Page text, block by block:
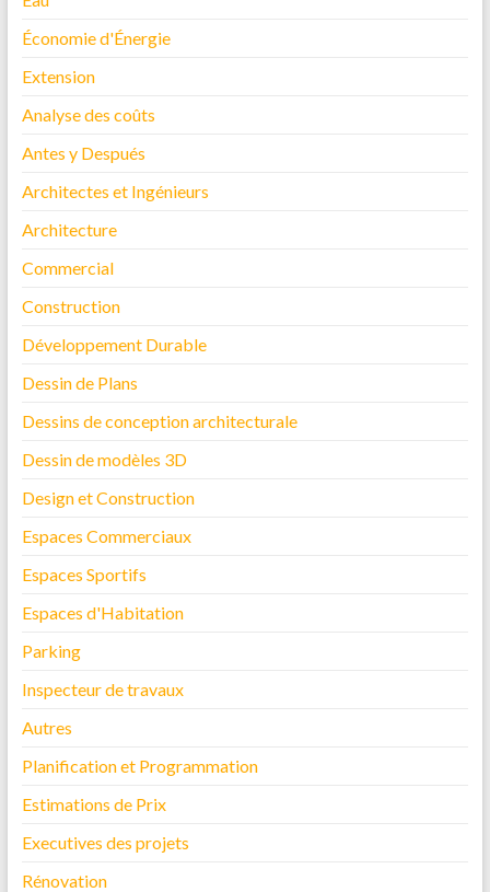
Économie d'Énergie
Extension
Analyse des coûts
Antes y Después
Architectes et Ingénieurs
Architecture
Commercial
Construction
Développement Durable
Dessin de Plans
Dessins de conception architecturale
Dessin de modèles 3D
Design et Construction
Espaces Commerciaux
Espaces Sportifs
Espaces d'Habitation
Parking
Inspecteur de travaux
Autres
Planification et Programmation
Estimations de Prix
Executives des projets
Rénovation